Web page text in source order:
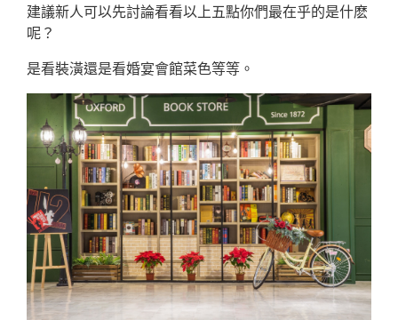
建議新人可以先討論看看以上五點你們最在乎的是什麽
呢？
是看裝潢還是看婚宴會館菜色等等。